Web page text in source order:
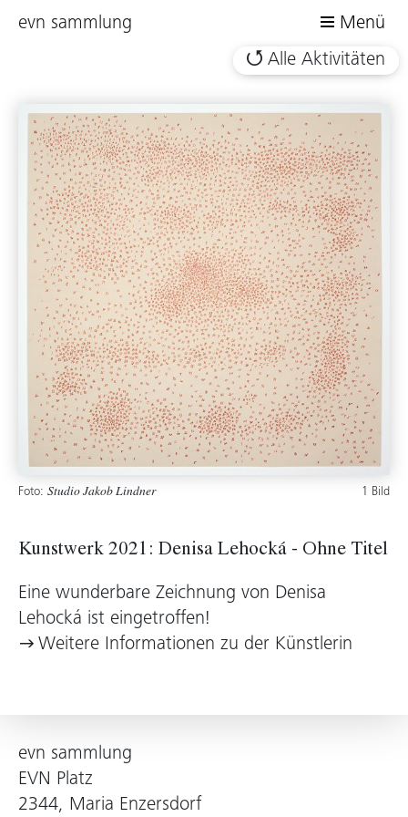
evn sammlung
Menü
Alle Aktivitäten
Foto: Studio Jakob Lindner 1 Bild
Kunstwerk 2021: Denisa Lehocká - Ohne Titel
Eine wunderbare Zeichnung von Denisa
Lehocká ist eingetroffen!
Weitere Informationen zu der Künstlerin
evn sammlung
EVN Platz
2344, Maria Enzersdorf